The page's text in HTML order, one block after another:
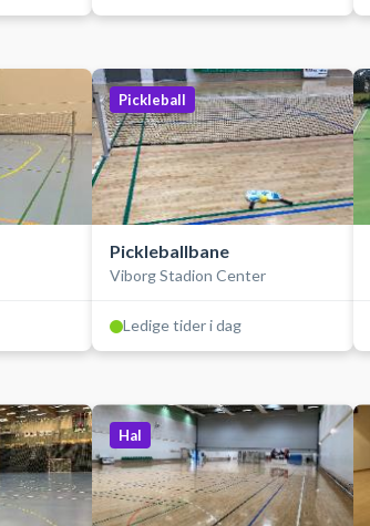
Pickleball
Pickleballbane
Viborg Stadion Center
Ledige tider i dag
Hal